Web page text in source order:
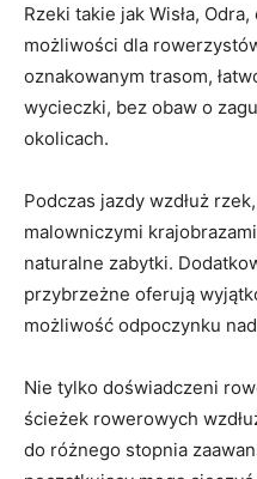
Rzeki takie jak Wisła,
możliwości dla
oznakowanym trasom,
wycieczki,​ bez obaw o
okolicach.
Podczas jazdy wzdłuż
malowniczymi
naturalne zabytki.
przybrzeżne oferują
możliwość odpoczynku
Nie tylko doświadczeni
ścieżek rowerowych
do różnego stopnia